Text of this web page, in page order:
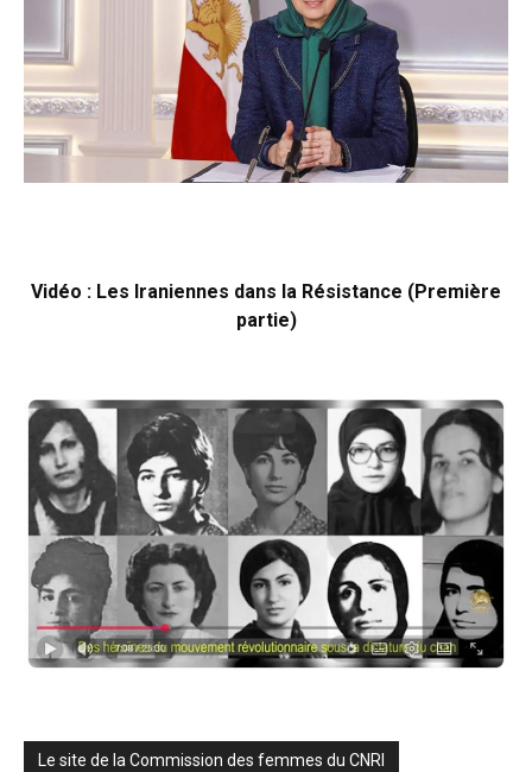
Vidéo : Les Iraniennes dans la Résistance (Première
partie)
Le site de la Commission des femmes du CNRI